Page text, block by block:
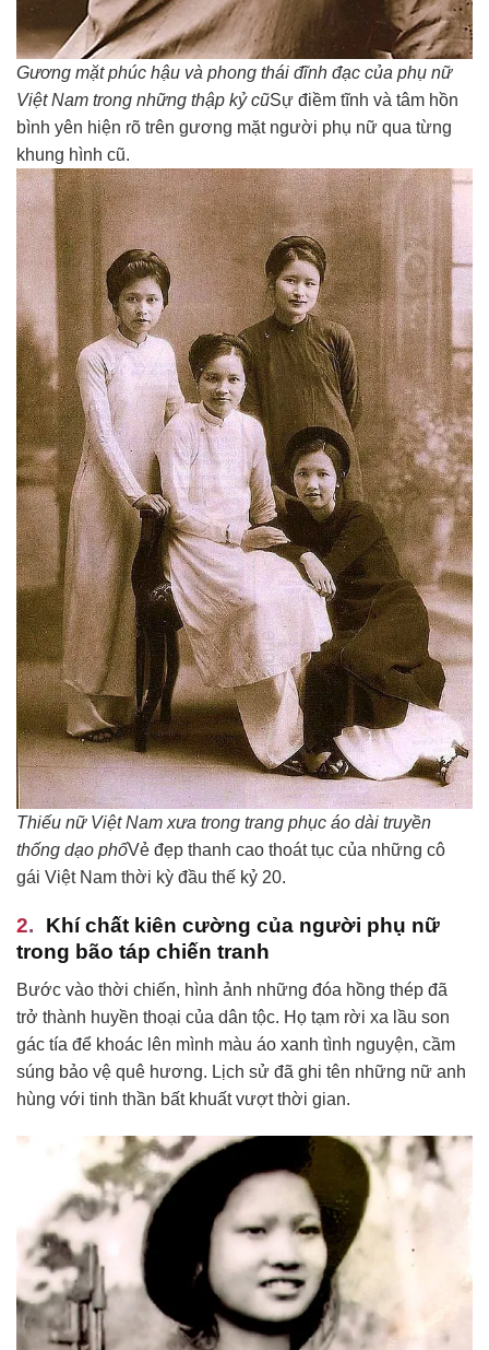
Gương mặt phúc hậu và phong thái đĩnh đạc của phụ nữ
Việt Nam trong những thập kỷ cũSự điềm tĩnh và tâm hồn
bình yên hiện rõ trên gương mặt người phụ nữ qua từng
khung hình cũ.
Thiếu nữ Việt Nam xưa trong trang phục áo dài truyền
thống dạo phốVẻ đẹp thanh cao thoát tục của những cô
gái Việt Nam thời kỳ đầu thế kỷ 20.
Khí chất kiên cường của người phụ nữ
trong bão táp chiến tranh
Bước vào thời chiến, hình ảnh những đóa hồng thép đã
trở thành huyền thoại của dân tộc. Họ tạm rời xa lầu son
gác tía để khoác lên mình màu áo xanh tình nguyện, cầm
súng bảo vệ quê hương. Lịch sử đã ghi tên những nữ anh
hùng với tinh thần bất khuất vượt thời gian.